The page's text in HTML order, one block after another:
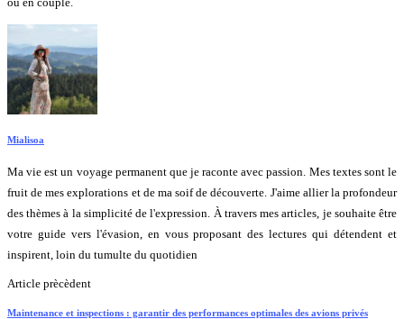
Mialisoa
Ma vie est un voyage permanent que je raconte avec passion. Mes textes sont le
fruit de mes explorations et de ma soif de découverte. J'aime allier la profondeur
des thèmes à la simplicité de l'expression. À travers mes articles, je souhaite être
votre guide vers l'évasion, en vous proposant des lectures qui détendent et
inspirent, loin du tumulte du quotidien
Article prècèdent
Maintenance et inspections : garantir des performances optimales des avions privés